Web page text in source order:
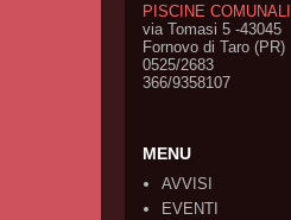
PISCINE COMUNALI
via Tomasi 5 -43045
Fornovo di Taro (PR)
0525/2683
366/9358107
MENU
AVVISI
EVENTI